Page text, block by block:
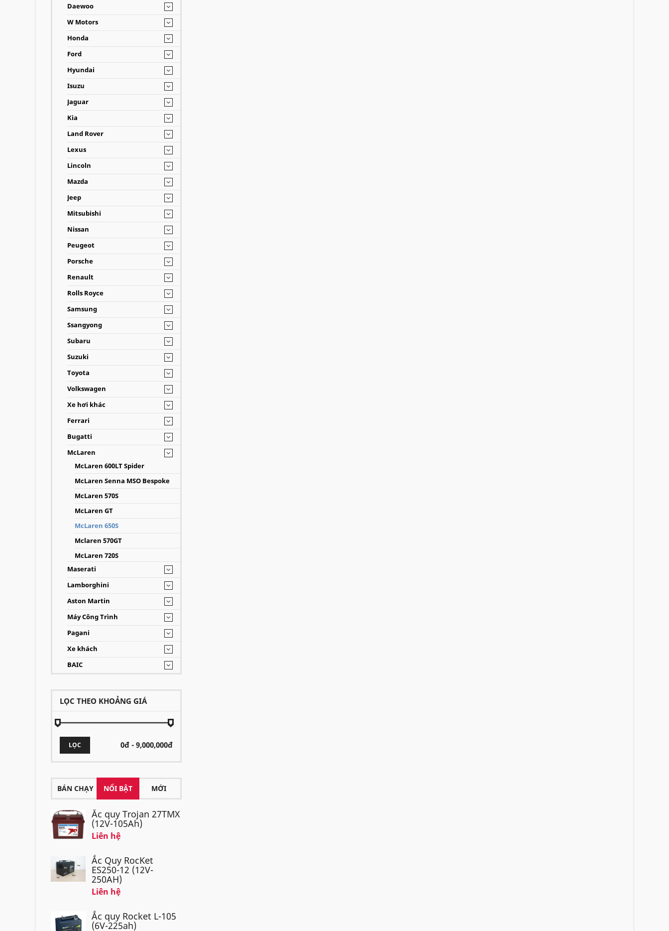
Daewoo
W Motors
Honda
Ford
Hyundai
Isuzu
Jaguar
Kia
Land Rover
Lexus
Lincoln
Mazda
Jeep
Mitsubishi
Nissan
Peugeot
Porsche
Renault
Rolls Royce
Samsung
Ssangyong
Subaru
Suzuki
Toyota
Volkswagen
Xe hơi khác
Ferrari
Bugatti
McLaren
McLaren 600LT Spider
McLaren Senna MSO Bespoke
McLaren 570S
McLaren GT
McLaren 650S
Mclaren 570GT
McLaren 720S
Maserati
Lamborghini
Aston Martin
Máy Công Trình
Pagani
Xe khách
BAIC
LỌC THEO KHOẢNG GIÁ
LỌC
BÁN CHẠY NỔI BẬT MỚI
Ắc quy Trojan 27TMX
(12V-105Ah)
Liên hệ
Ắc Quy RocKet
ES250-12 (12V-
250AH)
Liên hệ
Ắc quy Rocket L-105
(6V-225ah)